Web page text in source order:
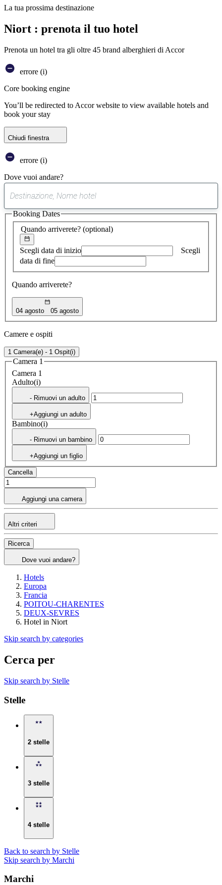
La tua prossima destinazione
Niort : prenota il tuo hotel
Prenota un hotel tra gli oltre 45 brand alberghieri di Accor
errore (i)
Core booking engine
You’ll be redirected to Accor website to view available hotels and
book your stay
Chiudi finestra
errore (i)
Dove vuoi andare?
suggerimento
trovato
Quando arriverete? (optional)
Scegli data di inizio
Scegli
data di fine
Quando arriverete?
04 agosto 05 agosto
Booking Dates
Camere e ospiti
1 Camera(e) - 1 Ospit(i)
Camera 1
Camera 1
Adulto(i)
- Rimuovi un adulto
+Aggiungi un adulto
Bambino(i)
- Rimuovi un bambino
+Aggiungi un figlio
Cancella
Aggiungi una camera
Altri criteri
Ricerca
Dove vuoi andare?
Hotels
Europa
Francia
POITOU-CHARENTES
DEUX-SEVRES
Hotel in Niort
Skip search by categories
Cerca per
Skip search by Stelle
Stelle
2 stelle
3 stelle
4 stelle
Back to search by Stelle
Skip search by Marchi
Marchi